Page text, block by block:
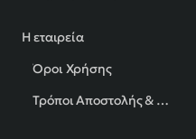
Η εταιρεία
Όροι Χρήσης
Τρόποι Αποστολής & Πληρωμής